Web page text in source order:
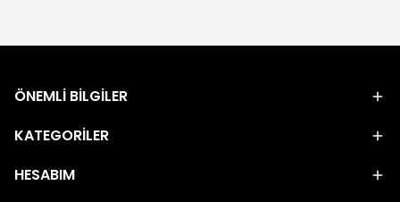
ÖNEMLİ BİLGİLER
KATEGORİLER
HESABIM